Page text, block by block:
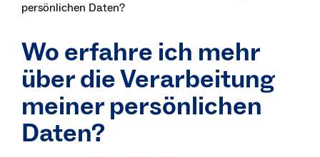
persönlichen Daten?
Wo erfahre ich mehr
über die Verarbeitung
meiner persönlichen
Daten?